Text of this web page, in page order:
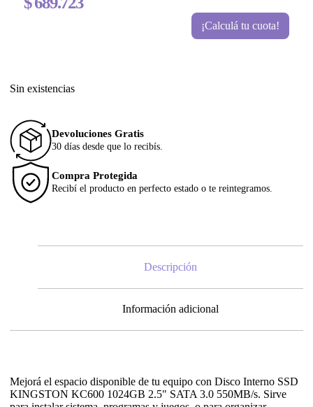
¡Calculá tu cuota!
Sin existencias
Devoluciones Gratis
30 días desde que lo recibís.
Compra Protegida
Recibí el producto en perfecto estado o te reintegramos.
Descripción
Información adicional
Mejorá el espacio disponible de tu equipo con Disco Interno SSD
KINGSTON KC600 1024GB 2.5" SATA 3.0 550MB/s. Sirve